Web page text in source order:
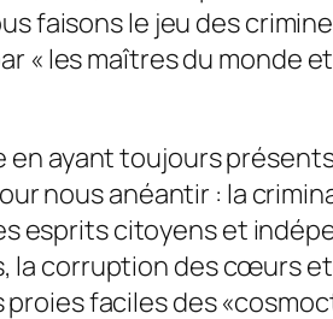
faisons le jeu des
« les maîtres du monde
ayant toujours présents
nous anéantir : la
esprits citoyens et
la corruption des cœurs
faciles des